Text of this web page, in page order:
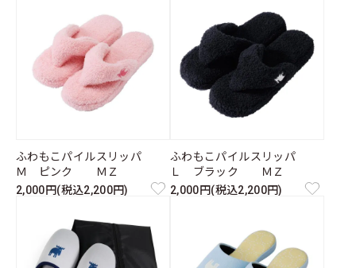
ふわもこパイルスリッパ
Ｍ ピンク ＭＺ
2,000円(税込2,200円)
ふわもこパイルスリッパ
Ｌ ブラック ＭＺ
2,000円(税込2,200円)